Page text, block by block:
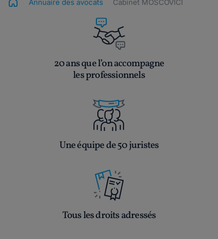
Annuaire des avocats Cabinet MOSCOVICI
20 ans que l’on accompagne
les professionnels
Une équipe de 50 juristes
Tous les droits adressés